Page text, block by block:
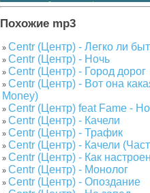
(нажмите чтобы показать / спрятать)
Похожие mp3
» Centr (Центр) - Легко ли
» Centr (Центр) - Ночь
» Centr (Центр) - Город дорог
» Centr (Центр) - Вот она
Money)
» Centr (Центр) feat Fame -
» Centr (Центр) - Качели
» Centr (Центр) - Трафик
» Centr (Центр) - Качели
» Centr (Центр) - Как
» Centr (Центр) - Монолог
» Centr (Центр) - Опоздание